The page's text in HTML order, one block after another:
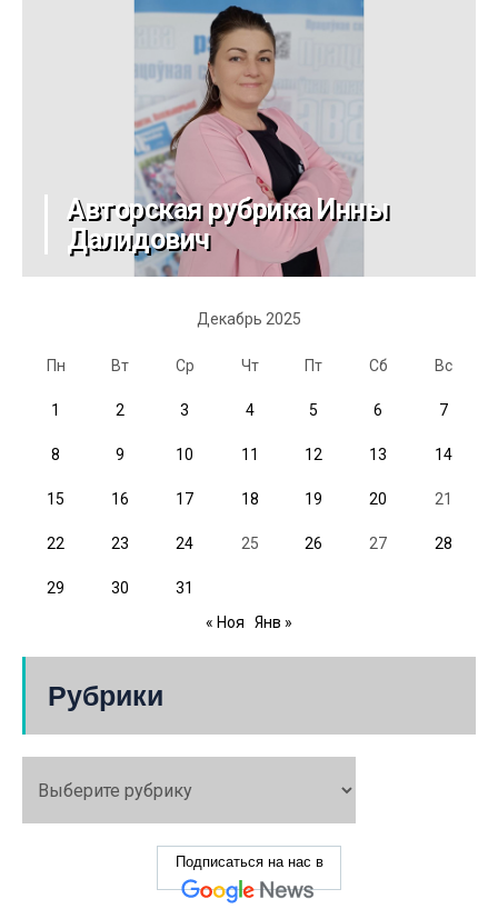
Авторская рубрика Инны
Далидович
Декабрь 2025
Пн Вт Ср Чт Пт Сб Вс
1 2 3 4 5 6 7
8 9 10 11 12 13 14
15 16 17 18 19 20 21
22 23 24 25 26 27 28
29 30
31
« Ноя
Янв »
Рубрики
Подписаться на нас в